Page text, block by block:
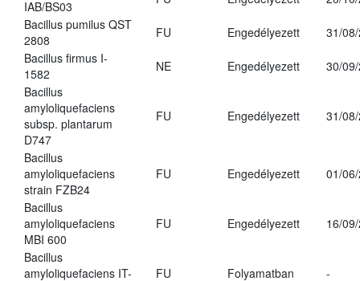
IAB/BS03
Bacillus pumilus QST
2808
FU Engedélyezett
31/
Bacillus firmus I-
1582
NE Engedélyezett
30/
Bacillus
amyloliquefaciens
subsp. plantarum
D747
FU Engedélyezett 31/
Bacillus
amyloliquefaciens
strain FZB24
FU Engedélyezett 01/
Bacillus
amyloliquefaciens
MBI 600
FU Engedélyezett 16/
Bacillus
amyloliquefaciens IT-
FU Folyamatban -